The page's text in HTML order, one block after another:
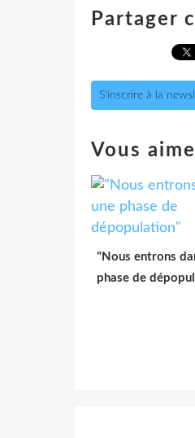
Partager
S'inscrire à la
Vous
"Nous entrons
phase de